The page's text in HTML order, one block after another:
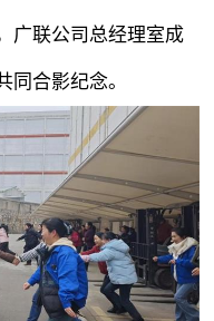
广联公司总经理室成
同合影纪念。